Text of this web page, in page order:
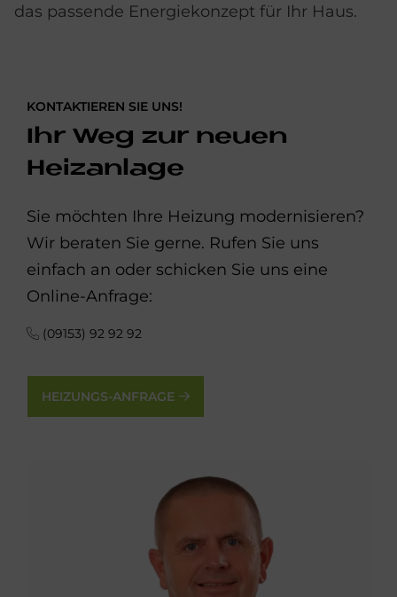
das passende Energiekonzept für Ihr Haus.
KONTAKTIEREN SIE UNS!
Ihr Weg zur neuen
Heizanlage
Sie möchten Ihre Heizung modernisieren?
Wir beraten Sie gerne. Rufen Sie uns
einfach an oder schicken Sie uns eine
Online-Anfrage:
(09153) 92 92 92
HEIZUNGS-ANFRAGE